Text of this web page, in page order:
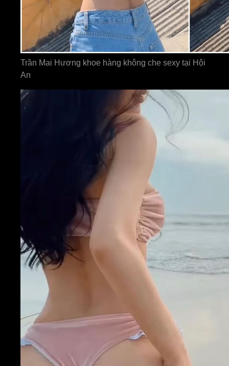
Trần Mai Hương khoe hàng không che sexy tại Hội
An